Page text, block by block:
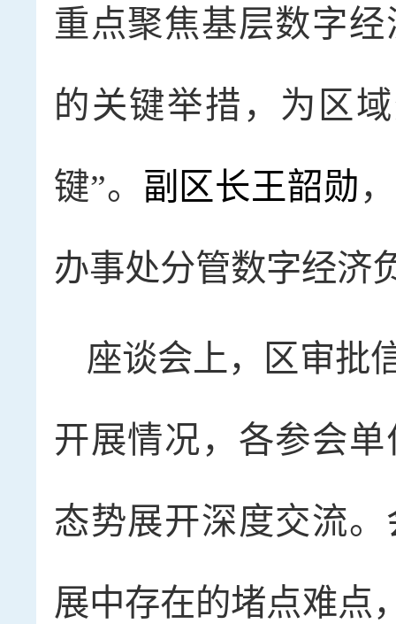
重点聚焦基层数字
的关键举措，为区
键”。 副区长王韶勋
办事处分管数字经济
座谈会上，区审批
开展情况，各参会
态势展开深度交流
展中存在的堵点难点